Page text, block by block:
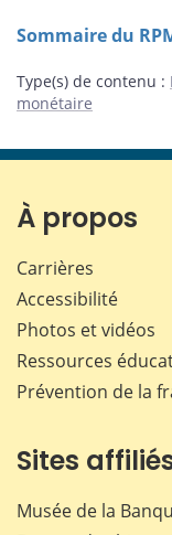
Sommaire du
Type(s) de contenu :
monétaire
À propos
Carrières
Accessibilité
Photos et vidéos
Ressources
Prévention de la
Sites
Musée de la